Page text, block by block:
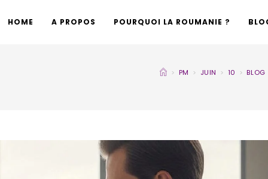
HOME A PROPOS POURQUOI LA ROUMANIE ?
> PM > JUIN > 10 > BLOG